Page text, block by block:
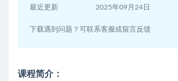
最近更新 2025年09月24日
下载遇到问题？可联系客服或留言反馈
课程简介：